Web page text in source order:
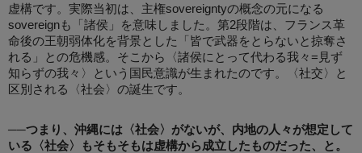
虚構です。実際当初は、主権sovereigntyの概念の元になる
sovereignも「諸侯」を意味しました。第2段階は、フランス革
命後の王朝弱体化を背景とした「皆で武器をとらないと掠奪さ
れる」との危機感。そこから〈諸侯にとって代わる我々=見ず
知らずの我々〉という国民意識が生まれたのです。〈社交〉と
区別される〈社会〉の誕生です。
──つまり、沖縄には〈社会〉がないが、内地の人々が想定して
いる〈社会〉もそもそもは虚構から成立したものだった、と。